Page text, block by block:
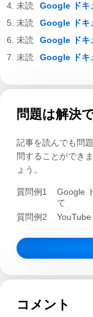
Google ドキ
Google ドキ
Google ドキ
Google ドキ
問題は解決
記事を読んでも問
問することができ
ょう。
質問例1
Google
て
質問例2
コメント